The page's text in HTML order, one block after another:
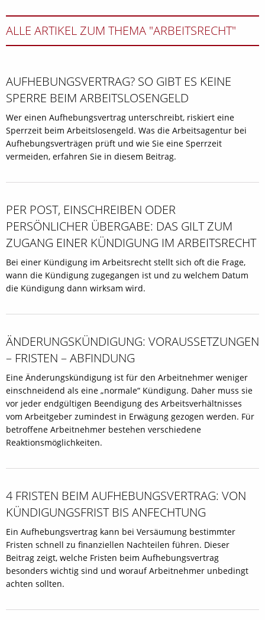
ALLE ARTIKEL ZUM THEMA "ARBEITSRECHT"
AUFHEBUNGSVERTRAG? SO GIBT ES KEINE
SPERRE BEIM ARBEITSLOSENGELD
Wer einen Aufhebungsvertrag unterschreibt, riskiert eine
Sperrzeit beim Arbeitslosengeld. Was die Arbeitsagentur bei
Aufhebungsverträgen prüft und wie Sie eine Sperrzeit
vermeiden, erfahren Sie in diesem Beitrag.
PER POST, EINSCHREIBEN ODER
PERSÖNLICHER ÜBERGABE: DAS GILT ZUM
ZUGANG EINER KÜNDIGUNG IM ARBEITSRECHT
Bei einer Kündigung im Arbeitsrecht stellt sich oft die Frage,
wann die Kündigung zugegangen ist und zu welchem Datum
die Kündigung dann wirksam wird.
ÄNDERUNGSKÜNDIGUNG: VORAUSSETZUNGEN
– FRISTEN – ABFINDUNG
Eine Änderungskündigung ist für den Arbeitnehmer weniger
einschneidend als eine „normale“ Kündigung. Daher muss sie
vor jeder endgültigen Beendigung des Arbeitsverhältnisses
vom Arbeitgeber zumindest in Erwägung gezogen werden. Für
betroffene Arbeitnehmer bestehen verschiedene
Reaktionsmöglichkeiten.
4 FRISTEN BEIM AUFHEBUNGSVERTRAG: VON
KÜNDIGUNGSFRIST BIS ANFECHTUNG
Ein Aufhebungsvertrag kann bei Versäumung bestimmter
Fristen schnell zu finanziellen Nachteilen führen. Dieser
Beitrag zeigt, welche Fristen beim Aufhebungsvertrag
besonders wichtig sind und worauf Arbeitnehmer unbedingt
achten sollten.